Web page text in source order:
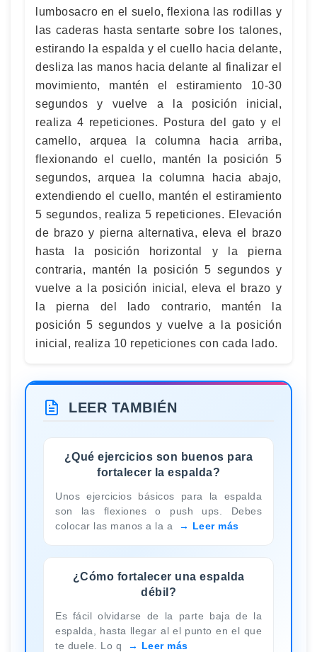
lumbosacro en el suelo, flexiona las rodillas y
las caderas hasta sentarte sobre los talones,
estirando la espalda y el cuello hacia delante,
desliza las manos hacia delante al finalizar el
movimiento, mantén el estiramiento 10-30
segundos y vuelve a la posición inicial,
realiza 4 repeticiones. Postura del gato y el
camello, arquea la columna hacia arriba,
flexionando el cuello, mantén la posición 5
segundos, arquea la columna hacia abajo,
extendiendo el cuello, mantén el estiramiento
5 segundos, realiza 5 repeticiones. Elevación
de brazo y pierna alternativa, eleva el brazo
hasta la posición horizontal y la pierna
contraria, mantén la posición 5 segundos y
vuelve a la posición inicial, eleva el brazo y
la pierna del lado contrario, mantén la
posición 5 segundos y vuelve a la posición
inicial, realiza 10 repeticiones con cada lado.
LEER TAMBIÉN
¿Qué ejercicios son buenos para
fortalecer la espalda?
Unos ejercicios básicos para la espalda
son las flexiones o push ups. Debes
colocar las manos a la a
Leer más
¿Cómo fortalecer una espalda
débil?
Es fácil olvidarse de la parte baja de la
espalda, hasta llegar al el punto en el que
te duele. Lo q
Leer más